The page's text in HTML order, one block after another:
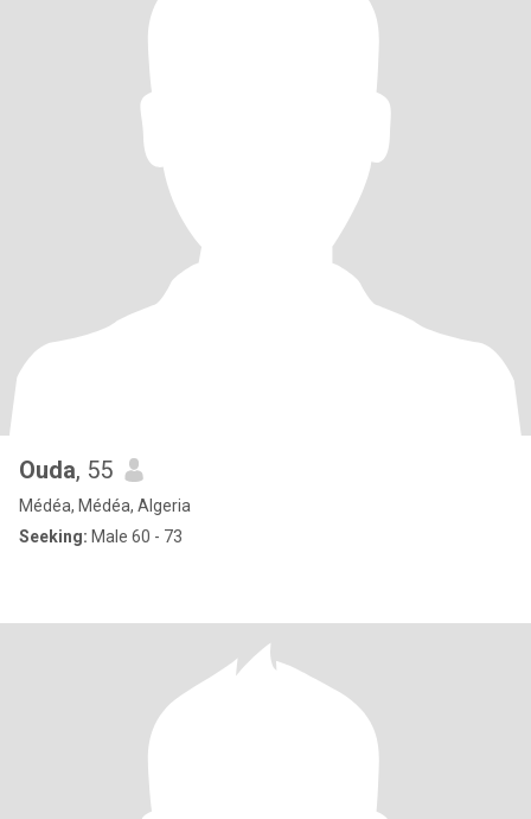
Ouda, 55
Médéa, Médéa, Algeria
Seeking: Male 60 - 73